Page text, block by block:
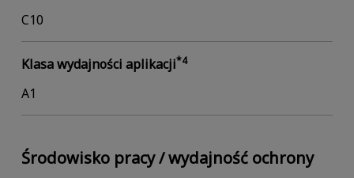
C10
Klasa wydajności aplikacji*4
A1
Środowisko pracy / wydajność ochrony